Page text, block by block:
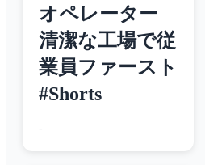
オペレーター
清潔な工場で従
業員ファースト
#Shorts
-